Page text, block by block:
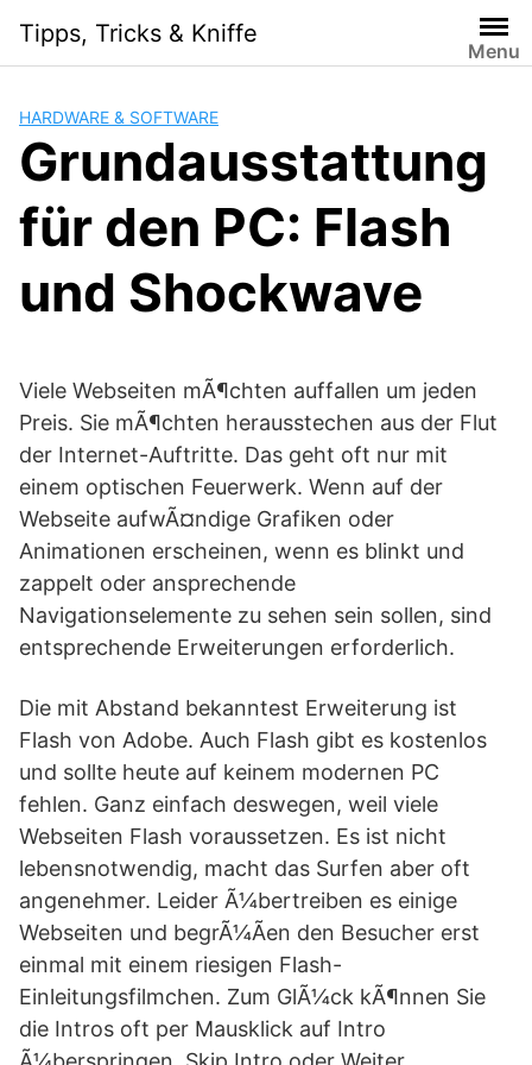
content
Tipps, Tricks & Kniffe
Menu
HARDWARE & SOFTWARE
Grundausstattung
für den PC: Flash
und Shockwave
Viele Webseiten mÃ¶chten auffallen um jeden
Preis. Sie mÃ¶chten herausstechen aus der Flut
der Internet-Auftritte. Das geht oft nur mit
einem optischen Feuerwerk. Wenn auf der
Webseite aufwÃ¤ndige Grafiken oder
Animationen erscheinen, wenn es blinkt und
zappelt oder ansprechende
Navigationselemente zu sehen sein sollen, sind
entsprechende Erweiterungen erforderlich.
Die mit Abstand bekanntest Erweiterung ist
Flash von Adobe. Auch Flash gibt es kostenlos
und sollte heute auf keinem modernen PC
fehlen. Ganz einfach deswegen, weil viele
Webseiten Flash voraussetzen. Es ist nicht
lebensnotwendig, macht das Surfen aber oft
angenehmer. Leider Ã¼bertreiben es einige
Webseiten und begrÃ¼Ãen den Besucher erst
einmal mit einem riesigen Flash-
Einleitungsfilmchen. Zum GlÃ¼ck kÃ¶nnen Sie
die Intros oft per Mausklick auf Intro